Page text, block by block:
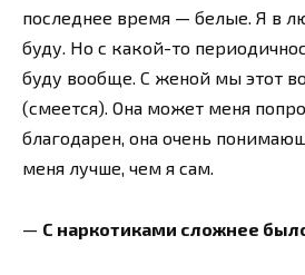
последнее время — белые. Я в
буду. Но с какой-то
буду вообще. С женой мы этот
(смеется). Она может меня
благодарен, она очень
меня лучше, чем я сам.
— С наркотиками сложнее